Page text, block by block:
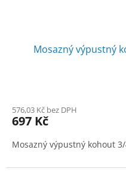
Mosazný výpustný
576,03 Kč bez DPH
697 Kč
Mosazný výpustný kohout